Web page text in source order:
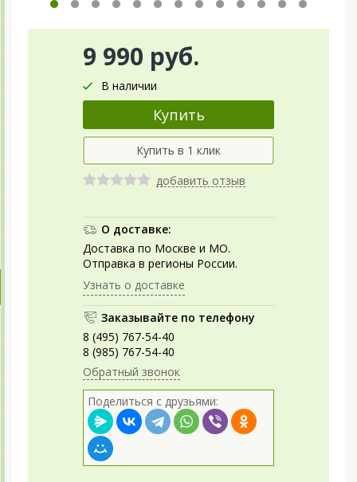
9 990 руб.
В наличии
добавить отзыв
О доставке:
Доставка по Москве и МО.
Отправка в регионы России.
Узнать о доставке
Заказывайте по телефону
8 (495) 767-54-40
8 (985) 767-54-40
Обратный звонок
Поделиться с друзьями: